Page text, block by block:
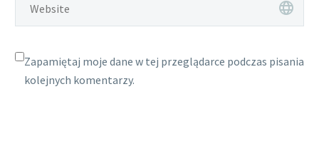
Zapamiętaj moje dane w tej przeglądarce podczas pisania
kolejnych komentarzy.